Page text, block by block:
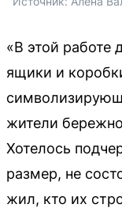
«В этой работе
ящики и
жители
Хотелось
размер, не
жил, кто их